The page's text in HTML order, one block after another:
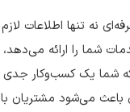
نه تنها اطلاعات
شما را ارائه می‌دهد،
شما یک کسب‌وکار جدی
باعث می‌شود مشتریان